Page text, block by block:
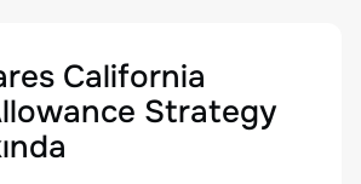
California
Strategy